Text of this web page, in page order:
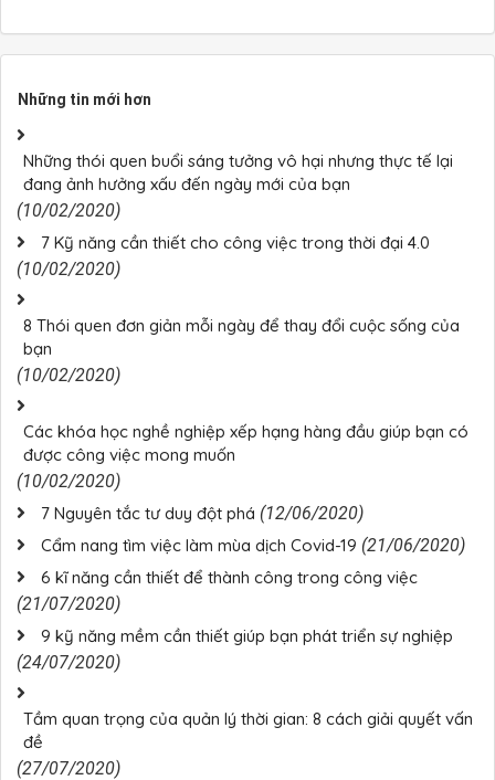
Những tin mới hơn
Những thói quen buổi sáng tưởng vô hại nhưng thực tế lại
đang ảnh hưởng xấu đến ngày mới của bạn
(10/02/2020)
7 Kỹ năng cần thiết cho công việc trong thời đại 4.0
(10/02/2020)
8 Thói quen đơn giản mỗi ngày để thay đổi cuộc sống của
bạn
(10/02/2020)
Các khóa học nghề nghiệp xếp hạng hàng đầu giúp bạn có
được công việc mong muốn
(10/02/2020)
7 Nguyên tắc tư duy đột phá (12/06/2020)
Cẩm nang tìm việc làm mùa dịch Covid-19 (21/06/2020)
6 kĩ năng cần thiết để thành công trong công việc
(21/07/2020)
9 kỹ năng mềm cần thiết giúp bạn phát triển sự nghiệp
(24/07/2020)
Tầm quan trọng của quản lý thời gian: 8 cách giải quyết vấn
đề
(27/07/2020)